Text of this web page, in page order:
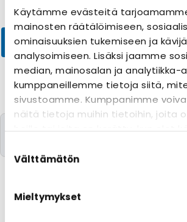
Käytämme evästeitä
mainosten räätälöimiseen,
ominaisuuksien tukemiseen ja
analysoimiseen. Lisäksi jaamme
median, mainosalan ja analytiikka-
kumppaneillemme tietoja siitä,
sivustoamme. Kumppanimme
näitä tietoja muihin tietoihin, joita
evästeasetuksiesi hyväksyntää
valinta
Välttämätön
Mieltymykset